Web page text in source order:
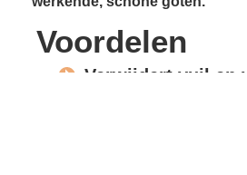
Voordelen
Verwijdert vuil en